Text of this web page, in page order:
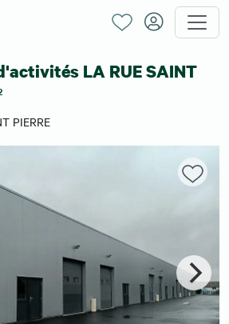
LA RUE SAINT
PIERRE